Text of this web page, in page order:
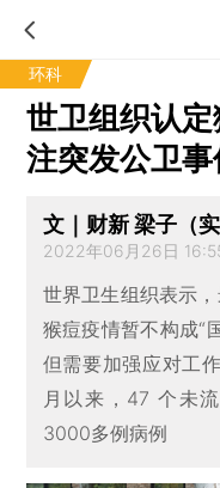
环科
世卫组织认
注突发公卫事
文｜财新 梁子（
2022年06月26日
世界卫生组织表示
猴痘疫情暂不构成“
但需要加强应对工
月以来，47 个未
3000多例病例